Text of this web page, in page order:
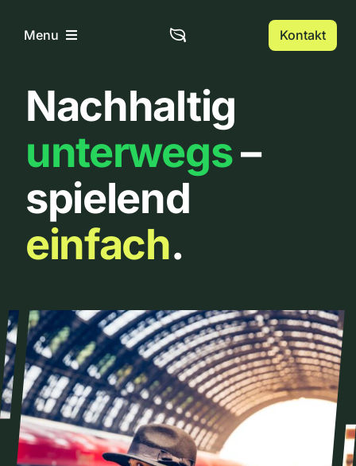
InhaltMenu
Home
Über uns
Urbanlist
Kontakt
Nachhaltig
unterwegs–
spielend
einfach.